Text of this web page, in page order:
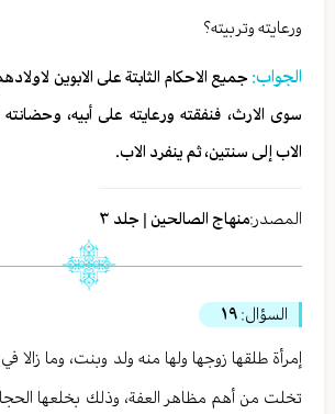
ورعايته وتربيته؟
الجواب: جميع الاحكام الثابتة على الابوين
سوى الارث، فنفقته ورعايته على أبيه،
الاب إلى سنتين، ثم ينفرد الاب.
المصدر:منهاج الصالحين | جلد ٣
السؤال: ١٩
إمرأة طلقها زوجها ولها منه ولد وبنت، وما
تخلت من أهم مظاهر العفة، وذلك بخلعها